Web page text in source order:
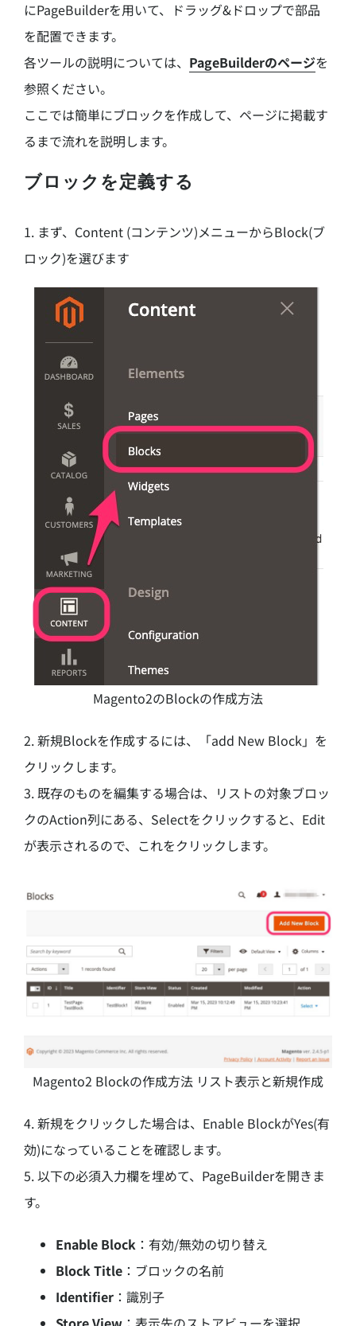
にPageBuilderを用いて、ドラッグ&ドロップで部品
を配置できます。
各ツールの説明については、 PageBuilderのページを
参照ください。
ここでは簡単にブロックを作成して、ページに掲載す
るまで流れを説明します。
ブロックを定義する
1. まず、Content (コンテンツ)メニューからBlock(ブ
ロック)を選びます
Magento2のBlockの作成方法
2. 新規Blockを作成するには、「add New Block」を
クリックします。
3. 既存のものを編集する場合は、リストの対象ブロッ
クのAction列にある、Selectをクリックすると、Edit
が表示されるので、これをクリックします。
Magento2 Blockの作成方法 リスト表示と新規作成
4. 新規をクリックした場合は、Enable BlockがYes(有
効)になっていることを確認します。
5. 以下の必須入力欄を埋めて、PageBuilderを開きま
す。
Enable Block：有効/無効の切り替え
Block Title：ブロックの名前
Identifier：識別子